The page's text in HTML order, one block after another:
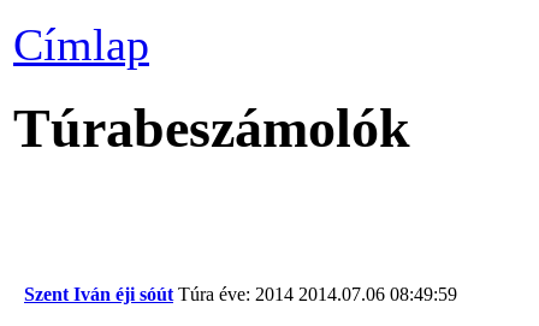
Címlap
Túrabeszámolók
Szent Iván éji sóút Túra éve: 2014 2014.07.06 08:49:59